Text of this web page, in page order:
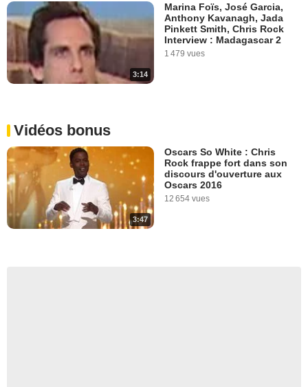
3:14
Marina Foïs, José Garcia,
Anthony Kavanagh, Jada
Pinkett Smith, Chris Rock
Interview : Madagascar 2
1 479 vues
Vidéos bonus
3:47
Oscars So White : Chris
Rock frappe fort dans son
discours d'ouverture aux
Oscars 2016
12 654 vues